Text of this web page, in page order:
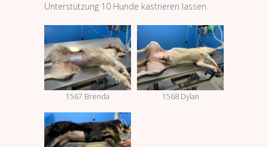
Unterstützung 10 Hunde kastrieren lassen.
1567 Brenda 1568 Dylan